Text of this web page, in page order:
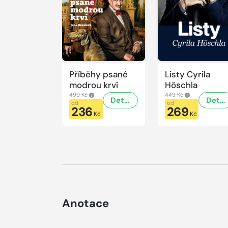
Příběhy psané
modrou krví
499 Kč
od
236 Kč
Detail
Listy Cyrila
Höschla
449 Kč
od
269 Kč
Detail
Anotace